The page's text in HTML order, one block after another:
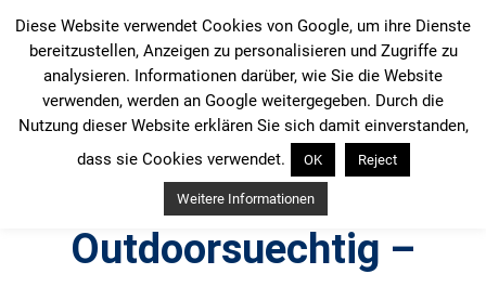
Inhalt
springen
Outdoorsuechtig –
Diese Website verwendet Cookies von Google, um ihre Dienste
bereitzustellen, Anzeigen zu personalisieren und Zugriffe zu
analysieren. Informationen darüber, wie Sie die Website
verwenden, werden an Google weitergegeben. Durch die
Nutzung dieser Website erklären Sie sich damit einverstanden,
dass sie Cookies verwendet.
OK Reject
Weitere Informationen